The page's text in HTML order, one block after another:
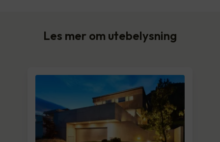
Les mer om utebelysning